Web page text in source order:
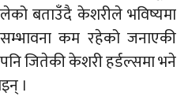
बताउँदै केशरीले भविष्यमा
कम रहेको जनाएकी
जितेकी केशरी हर्डल्समा भने
।